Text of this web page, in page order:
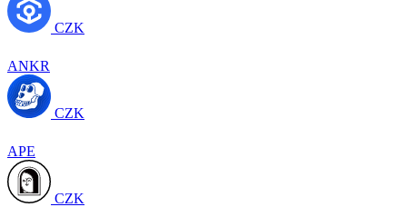
CZK
ANKR
CZK
APE
CZK